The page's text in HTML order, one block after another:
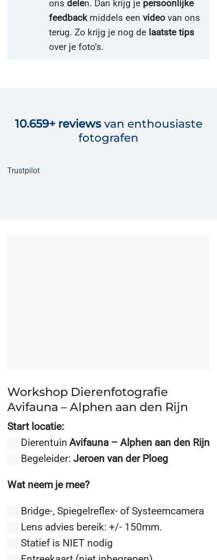
ons delen. Dan krijg je persoonlijke
feedbackmiddels een video van ons
terug. Zo krijg je nog de laatste tips
over je foto’s.
10.659+ reviews van enthousiaste
fotografen
Trustpilot
Workshop Dierenfotografie
Avifauna – Alphen aan den Rijn
Start locatie:
Dierentuin Avifauna – Alphen aan den Rijn
Begeleider: Jeroen van der Ploeg
Wat neem je mee?
Bridge-, Spiegelreflex- of Systeemcamera
Lens advies bereik: +/- 150mm.
Statief is NIET nodig